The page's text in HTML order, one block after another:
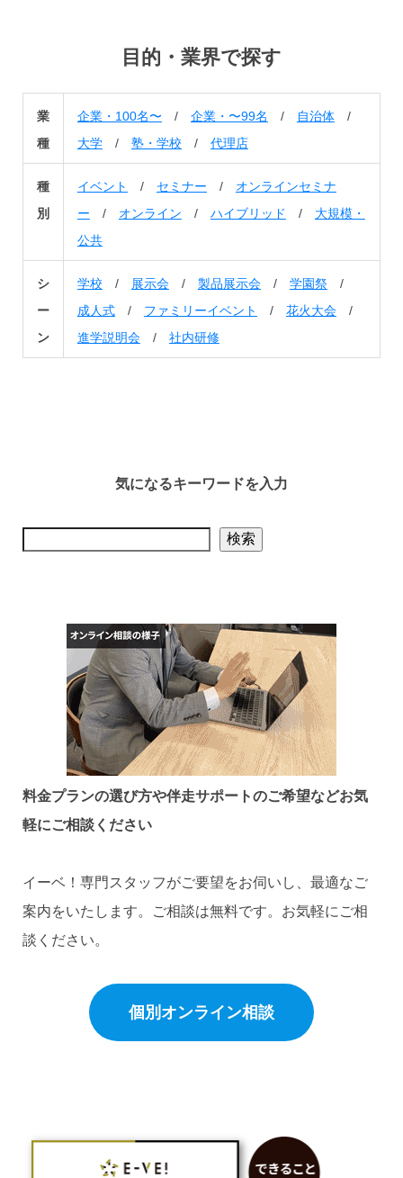
目的・業界で探す
業
種
企業・100名〜 / 企業・〜99名 / 自治体/
大学/ 塾・学校 / 代理店
種
別
イベント / セミナー / オンラインセミナ
ー / オンライン / ハイブリッド / 大規模・
公共
シ
ー
ン
学校 / 展示会/ 製品展示会/ 学園祭/
成人式/ ファミリーイベント / 花火大会/
進学説明会/ 社内研修
気になるキーワードを入力
検索
料金プランの選び方や伴走サポートのご希望などお気
軽にご相談ください
イーベ！専門スタッフがご要望をお伺いし、最適なご
案内をいたします。ご相談は無料です。お気軽にご相
談ください。
個別オンライン相談